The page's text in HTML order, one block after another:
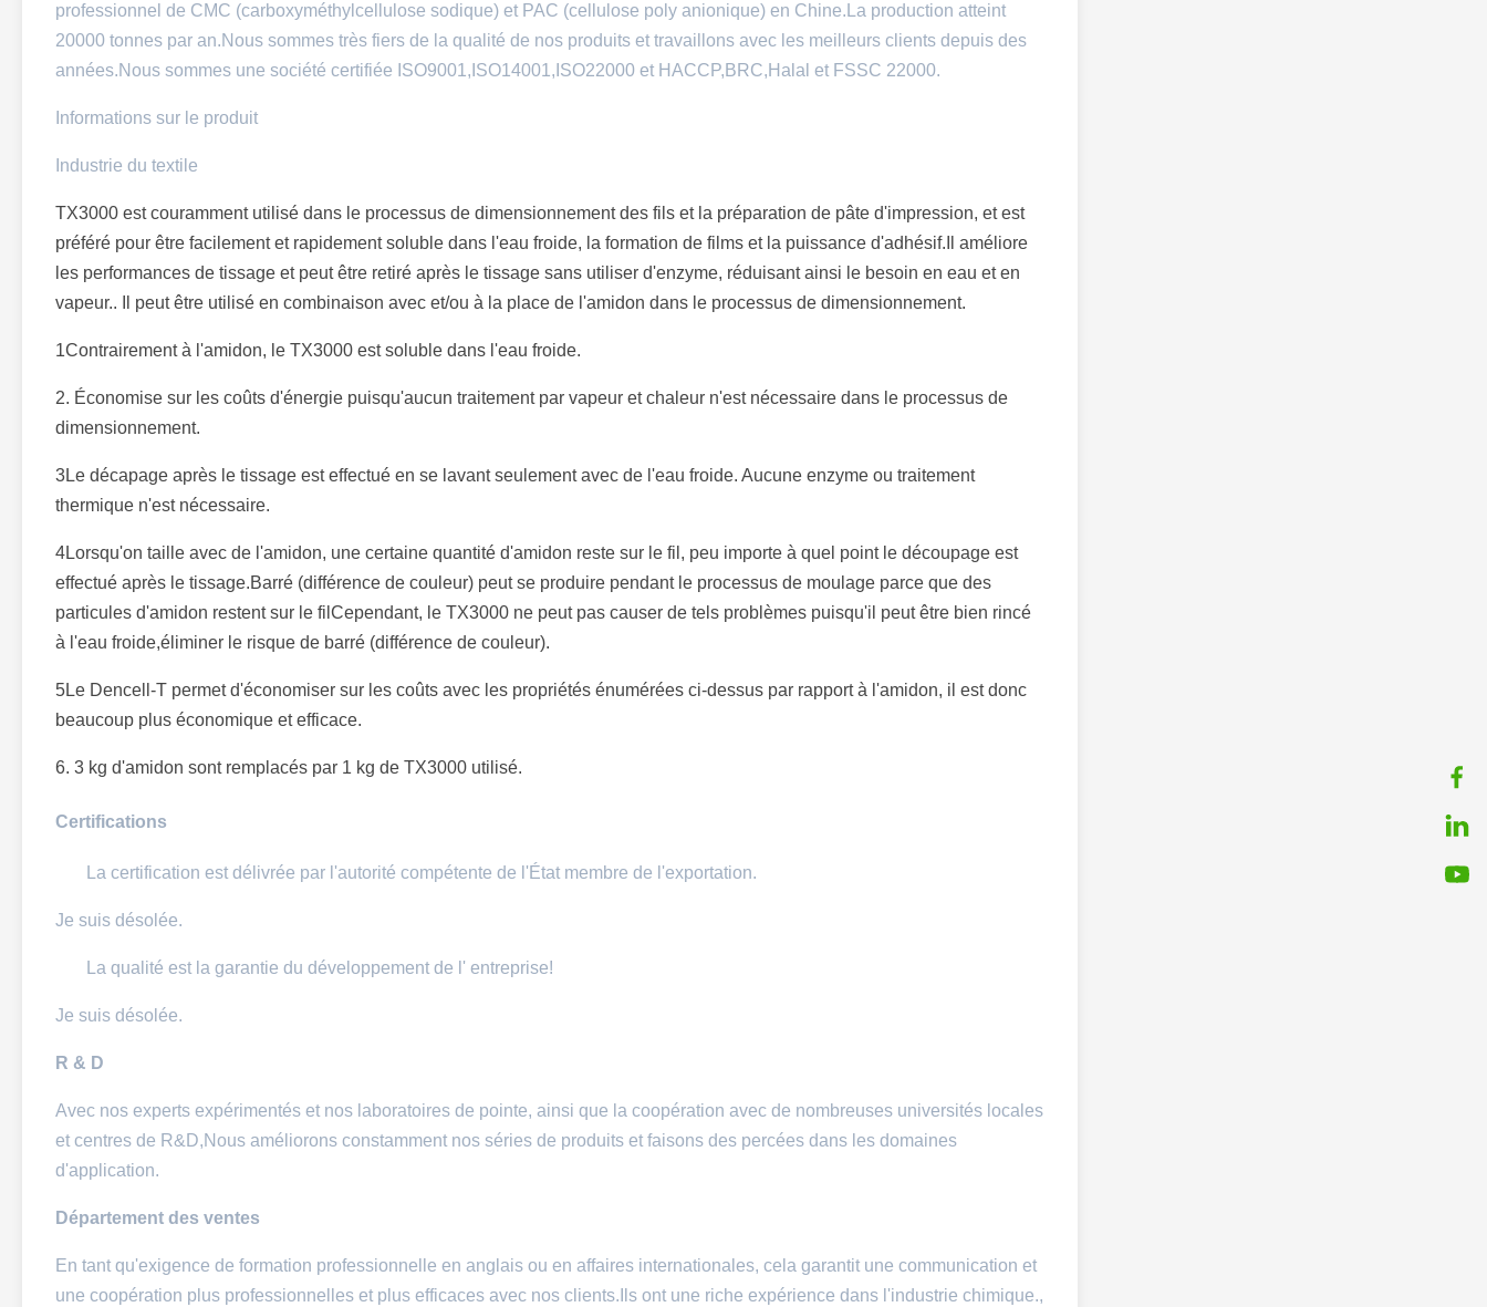
professionnel de CMC (carboxyméthylcellulose sodique) et PAC (cellulose poly anionique) en Chine.La production atteint
20000 tonnes par an.Nous sommes très fiers de la qualité de nos produits et travaillons avec les meilleurs clients depuis des
années.Nous sommes une société certifiée ISO9001,ISO14001,ISO22000 et HACCP,BRC,Halal et FSSC 22000.
Informations sur le produit
Industrie du textile
TX3000 est couramment utilisé dans le processus de dimensionnement des fils et la préparation de pâte d'impression, et est
préféré pour être facilement et rapidement soluble dans l'eau froide, la formation de films et la puissance d'adhésif.Il améliore
les performances de tissage et peut être retiré après le tissage sans utiliser d'enzyme, réduisant ainsi le besoin en eau et en
vapeur.. Il peut être utilisé en combinaison avec et/ou à la place de l'amidon dans le processus de dimensionnement.
1Contrairement à l'amidon, le TX3000 est soluble dans l'eau froide.
2. Économise sur les coûts d'énergie puisqu'aucun traitement par vapeur et chaleur n'est nécessaire dans le processus de
dimensionnement.
3Le décapage après le tissage est effectué en se lavant seulement avec de l'eau froide. Aucune enzyme ou traitement
thermique n'est nécessaire.
4Lorsqu'on taille avec de l'amidon, une certaine quantité d'amidon reste sur le fil, peu importe à quel point le découpage est
effectué après le tissage.Barré (différence de couleur) peut se produire pendant le processus de moulage parce que des
particules d'amidon restent sur le filCependant, le TX3000 ne peut pas causer de tels problèmes puisqu'il peut être bien rincé
à l'eau froide,éliminer le risque de barré (différence de couleur).
5Le Dencell-T permet d'économiser sur les coûts avec les propriétés énumérées ci-dessus par rapport à l'amidon, il est donc
beaucoup plus économique et efficace.
6. 3 kg d'amidon sont remplacés par 1 kg de TX3000 utilisé.
Certifications
La certification est délivrée par l'autorité compétente de l'État membre de l'exportation.
Je suis désolée.
La qualité est la garantie du développement de l' entreprise!
Je suis désolée.
R & D
Avec nos experts expérimentés et nos laboratoires de pointe, ainsi que la coopération avec de nombreuses universités locales
et centres de R&D,Nous améliorons constamment nos séries de produits et faisons des percées dans les domaines
d'application.
Département des ventes
En tant qu'exigence de formation professionnelle en anglais ou en affaires internationales, cela garantit une communication et
une coopération plus professionnelles et plus efficaces avec nos clients.Ils ont une riche expérience dans l'industrie chimique.,